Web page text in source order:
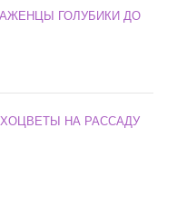
ГОЛУБИКИ ДО
НА РАССАДУ